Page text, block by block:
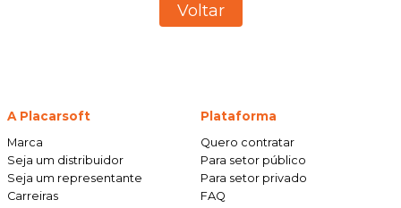
Voltar
A Placarsoft
Marca
Seja um distribuidor
Seja um representante
Carreiras
Plataforma
Quero contratar
Para setor público
Para setor privado
FAQ